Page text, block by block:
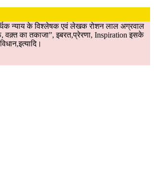
न्याय के विश्लेषक एवं लेखक रोशन लाल अग्रवाल
वक़्त का तकाजा”, इबरत,प्रेरणा, Inspiration इसके